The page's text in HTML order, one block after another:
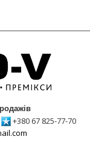
+380 67 825-77-70